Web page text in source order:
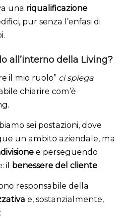
una riqualificazione
pur senza l’enfasi di
all’interno della Living?
il mio ruolo” ci spiega
chiarire com’è
sei postazioni, dove
un ambito aziendale, ma
e perseguendo
il benessere del cliente.
responsabile della
e, sostanzialmente,